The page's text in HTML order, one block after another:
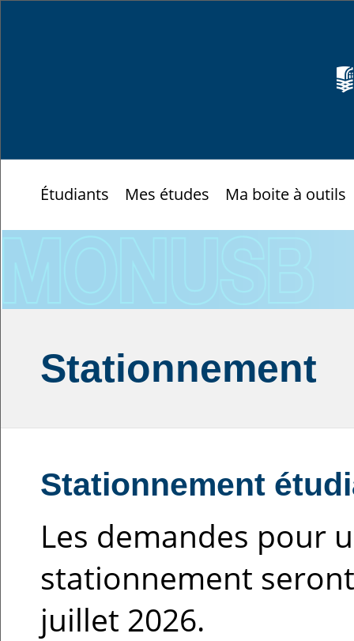
Étudiants Mes études Ma boite à outils
Stationnement
Stationnement
Les demandes pour
stationnement
juillet 2026.